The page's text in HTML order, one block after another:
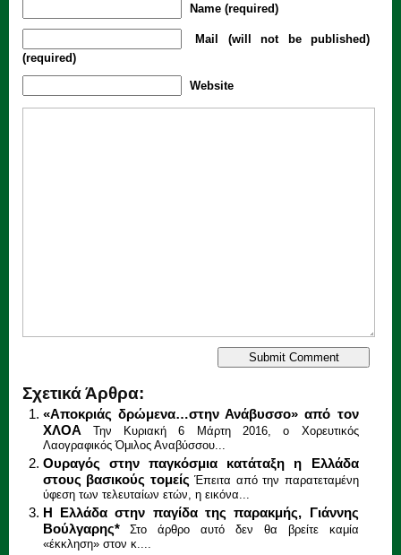
Name (required)
Mail (will not be published)
(required)
Website
Σχετικά Άρθρα:
«Αποκριάς δρώμενα…στην Ανάβυσσο» από τον
ΧΛΟΑ
Την Κυριακή 6 Μάρτη 2016, ο Χορευτικός
Λαογραφικός Όμιλος Αναβύσσου...
Ουραγός στην παγκόσμια κατάταξη η Ελλάδα
στους βασικούς τομείς Έπειτα από την παρατεταμένη
ύφεση των τελευταίων ετών, η εικόνα...
Η Ελλάδα στην παγίδα της παρακμής, Γιάννης
Βούλγαρης*
Στο άρθρο αυτό δεν θα βρείτε καμία
«έκκληση» στον κ....